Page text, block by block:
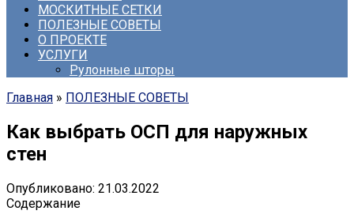
МОСКИТНЫЕ СЕТКИ
ПОЛЕЗНЫЕ СОВЕТЫ
О ПРОЕКТЕ
УСЛУГИ
Рулонные шторы
Главная » ПОЛЕЗНЫЕ СОВЕТЫ
Как выбрать ОСП для наружных
стен
Опубликовано: 21.03.2022
Содержание